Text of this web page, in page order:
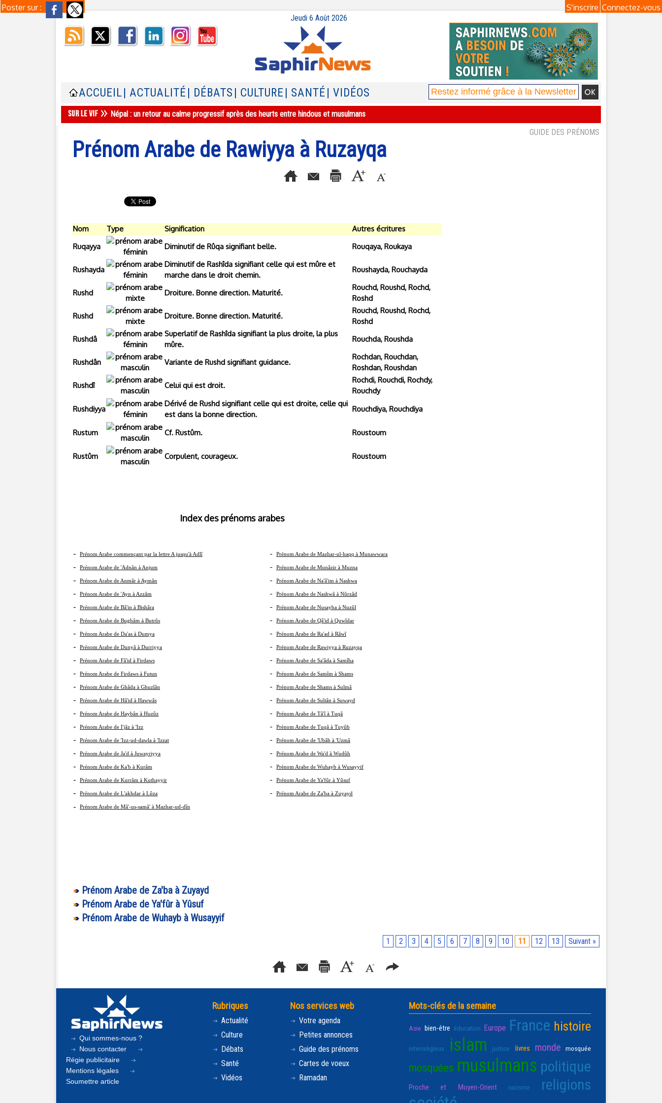
Poster sur : Connectez-vous
S'inscrire
Jeudi 6 Août 2026
ACCUEIL | ACTUALITÉ | DÉBATS | CULTURE | SANTÉ | VIDÉOS
Népal : un retour au calme progressif après des heurts entre hindous et musulmans
GUIDE DES PRÉNOMS
Prénom Arabe de Rawiyya à Ruzayqa
Nom Type Signification
Autres écritures
Ruqayya
Diminutif de Rûqa signifiant belle. Rouqaya, Roukaya
Rushayda
Diminutif de Rashîda signifiant celle qui est mûre et
marche dans le droit chemin.
Roushayda, Rouchayda
Rushd Droiture. Bonne direction. Maturité.
Rouchd, Roushd, Rochd,
Roshd
Rushd
Droiture. Bonne direction. Maturité.
Rouchd, Roushd, Rochd,
Roshd
Rushdâ
Superlatif de Rashîda signifiant la plus droite, la plus
mûre.
Rouchda, Roushda
Rushdân Variante de Rushd signifiant guidance.
Rochdan, Rouchdan,
Roshdan, Roushdan
Rushdî
Celui qui est droit.
Rochdi, Rouchdi, Rochdy,
Rouchdy
Rushdiyya
Dérivé de Rushd signifiant celle qui est droite, celle qui
est dans la bonne direction.
Rouchdiya, Rouchdiya
Rustum Cf. Rustûm. Roustoum
Rustûm Corpulent, courageux. Roustoum
Index des prénoms arabes
- Prénom Arabe commençant par la lettre A jusqu'à Adlî - Prénom Arabe de Mazhar-ul-haqq à Munawwara
- Prénom Arabe de 'Adnân à Anjum - Prénom Arabe de Munâzir à Muzna
- Prénom Arabe de Anmâr à Aymân - Prénom Arabe de Na'â'im à Nashwa
- Prénom Arabe de 'Ayn à Azzâm - Prénom Arabe de Nashwâ à Nûrzâd
- Prénom Arabe de Bâ'in à Bishâra - Prénom Arabe de Nusayba à Nuzûl
- Prénom Arabe de Bughâm à Butrûs - Prénom Arabe de Qâ'id à Quwîdar
- Prénom Arabe de Da'as à Dumya - Prénom Arabe de Ra'ad à Râwî
- Prénom Arabe de Dunyâ à Durriyya - Prénom Arabe de Rawiyya à Ruzayqa
- Prénom Arabe de Fâ'id à Firdaws - Prénom Arabe de Sa'âda à Samîha
- Prénom Arabe de Firdaws à Futun - Prénom Arabe de Samîm à Shams
- Prénom Arabe de Ghâda à Ghuzlân - Prénom Arabe de Shams à Sulmâ
- Prénom Arabe de Hâ'id à Hawwâs - Prénom Arabe de Sultân à Suwayd
- Prénom Arabe de Haybân à Huzûz - Prénom Arabe de Tâ'î à Tuqâ
- Prénom Arabe de I'jâz à 'Izz - Prénom Arabe de Tuqâ à Tuyûb
- Prénom Arabe de 'Izz-ud-dawla à 'Izzat - Prénom Arabe de 'Ubâb à 'Uzmâ
- Prénom Arabe de Ja'd à Juwayriyya - Prénom Arabe de Wa'd à Wudûh
- Prénom Arabe de Ka'b à Kurâm - Prénom Arabe de Wuhayb à Wusayyif
- Prénom Arabe de Kurrâm à Kuthayyir - Prénom Arabe de Ya'fûr à Yûsuf
- Prénom Arabe de L'akhdar à Lûza - Prénom Arabe de Za'ba à Zuyayd
- Prénom Arabe de Mâ'-us-samâ' à Mazhar-ud-dîn
Prénom Arabe de Za'ba à Zuyayd
Prénom Arabe de Ya'fûr à Yûsuf
Prénom Arabe de Wuhayb à Wusayyif
1 2 3 4 5 6 7 8 9 10 11 12 13 Suivant »
Qui sommes-nous ?
Nous contacter
Régie publicitaire
Mentions légales
Soumettre article
Rubriques
Actualité
Culture
Débats
Santé
Vidéos
Nos services web
Votre agenda
Petites annonces
Guide des prénoms
Cartes de voeux
Ramadan
Mots-clés de la semaine
Asie bien-être éducation Europe France histoire
interreligieux islam justice livres monde mosquée
mosquées musulmans politique
Proche et Moyen-Orient racisme religions